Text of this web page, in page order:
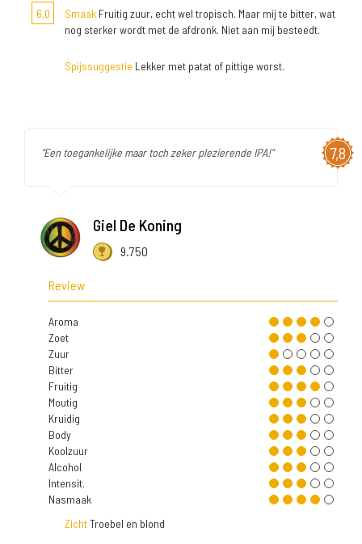
6,0 Smaak Fruitig zuur, echt wel tropisch. Maar mij te bitter, wat
nog sterker wordt met de afdronk. Niet aan mij besteedt.
Spijssuggestie Lekker met patat of pittige worst.
7,8
"Een toegankelijke maar toch zeker plezierende IPA!"
Giel De Koning
9.750
Review
Aroma
Zoet
Zuur
Bitter
Fruitig
Moutig
Kruidig
Body
Koolzuur
Alcohol
Intensit.
Nasmaak
ZichtTroebel en blond